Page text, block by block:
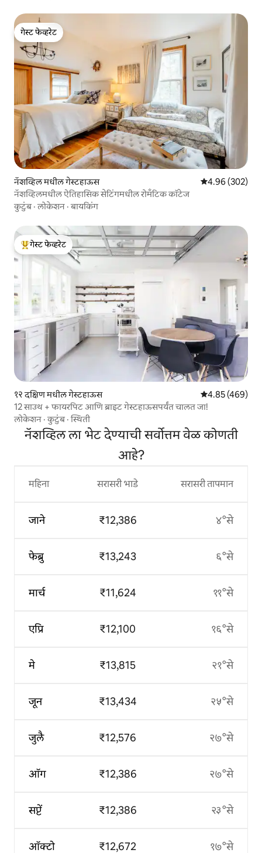
गेस्ट फेव्हरेट
गेस्ट फेव्हरेट
नॅशव्हिल मधील गेस्टहाऊस 5 पैकी 4.96
4.96 (302)
नॅशव्हिलमधील ऐतिहासिक सेटिंगमधील रोमँटिक कॉटेज
कुटुंब·लोकेशन ·बायकिंग
टॉप गेस्ट फेव्हरेट
गेस्ट फेव्हरेट
१२ दक्षिण मधील गेस्टहाऊस 5 पैकी 4.85
4.85 (469)
12 साउथ + फायरपिट आणि ब्राइट गेस्टहाऊसपर्यंत चालत जा!
लोकेशन ·कुटुंब·स्थिती
नॅशव्हिल ला भेट देण्याची सर्वोत्तम वेळ कोणती
आहे?
महिना
जाने
फेब्रु
मार्च
एप्रि
मे
जून
जुलै
ऑग
सप्टें
ऑक्टो
सरासरी भाडे
₹12,386
₹13,243
₹11,624
₹12,100
₹13,815
₹13,434
₹12,576
₹12,386
₹12,386
₹12,672
सरासरी तापमान
४°से
६°से
११°से
१६°से
२१°से
२५°से
२७°से
२७°से
२३°से
१७°से